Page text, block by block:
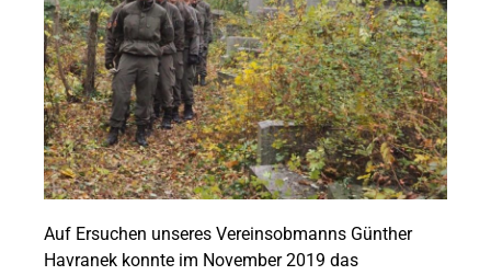
Auf Ersuchen unseres Vereinsobmanns Günther
Havranek konnte im November 2019 das